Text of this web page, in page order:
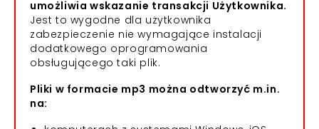
umożliwia wskazanie transakcji Użytkownika.
Jest to wygodne dla użytkownika
zabezpieczenie nie wymagające instalacji
dodatkowego oprogramowania
obsługującego taki plik.
Pliki w formacie mp3 można odtworzyć m.in.
na: